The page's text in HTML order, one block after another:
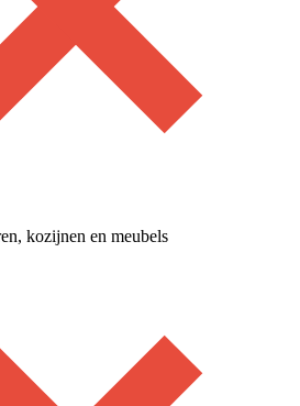
kozijnen en meubels